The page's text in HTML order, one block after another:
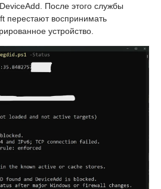
После этого службы
перестают воспринимать
устройство.